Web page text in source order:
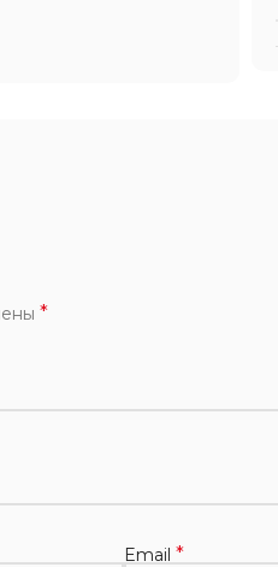
*
Email *